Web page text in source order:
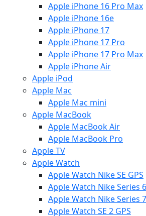
Apple iPhone 16 Pro Max
Apple iPhone 16e
Apple iPhone 17
Apple iPhone 17 Pro
Apple iPhone 17 Pro Max
Apple iPhone Air
Apple iPod
Apple Mac
Apple Mac mini
Apple MacBook
Apple MacBook Air
Apple MacBook Pro
Apple TV
Apple Watch
Apple Watch Nike SE GPS
Apple Watch Nike Series
Apple Watch Nike Series
Apple Watch SE 2 GPS